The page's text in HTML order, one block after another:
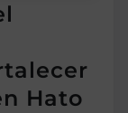
Hato